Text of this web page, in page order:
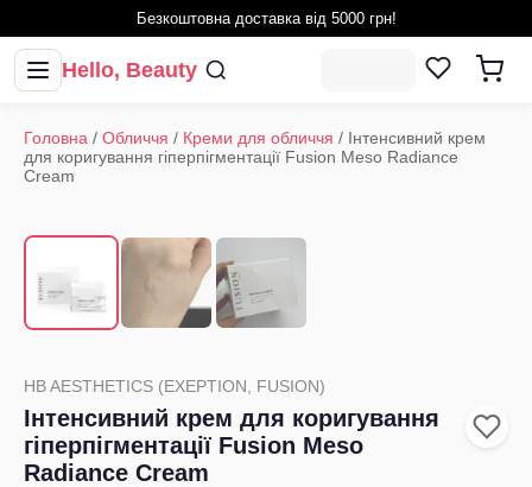
Безкоштовна доставка від 5000 грн!
Hello, Beauty
Головна / Обличчя / Креми для обличчя / Інтенсивний крем
для коригування гіперпігментації Fusion Meso Radiance
Сream
HB AESTHETICS (EXEPTION, FUSION)
Інтенсивний крем для коригування
гіперпігментації Fusion Meso
Radiance Сream